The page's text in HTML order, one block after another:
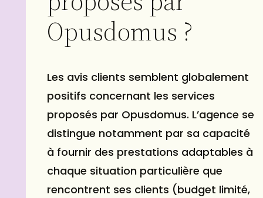
Opusdomus ?
Les avis clients semblent globalement
positifs concernant les services
proposés par Opusdomus. L’agence se
distingue notamment par sa capacité
à fournir des prestations adaptables à
chaque situation particulière que
rencontrent ses clients (budget limité,